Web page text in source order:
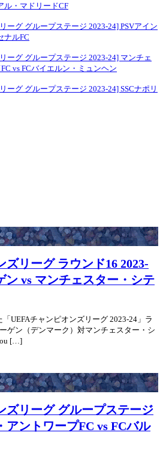
ル・マドリードCF
ーグ グループステージ 2023-24] PSVアイン
ナルFC
ーグ グループステージ 2023-24] マンチェ
vs FCバイエルン・ミュンヘン
ーグ グループステージ 2023-24] SSCナポリ
ズリーグ ラウンド16 2023-
ン vs マンチェスター・シテ
UEFAチャンピオンズリーグ 2023-24」ラ
ゲン（デンマーク）対マンチェスター・シ
[…]
ズリーグ グループステージ
アントワープFC vs FCバル